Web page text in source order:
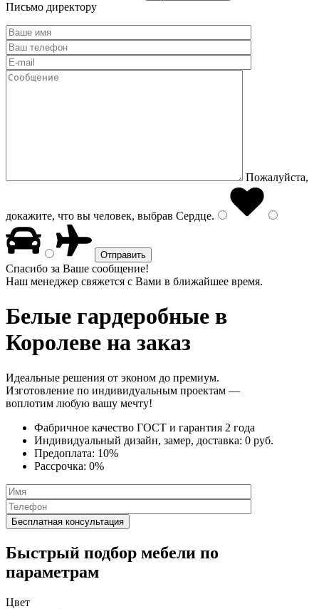
Письмо директору
Пожалуйста,
докажите, что вы человек, выбрав Сердце.
Спасибо за Ваше сообщение!
Наш менеджер свяжется с Вами в ближайшее время.
Белые гардеробные в
Королеве на заказ
Идеальные решения от эконом до премиум.
Изготовление по индивидуальным проектам —
воплотим любую вашу мечту!
Фабричное качество ГОСТ и гарантия 2 года
Индивидуальный дизайн, замер, доставка: 0 руб.
Предоплата: 10%
Рассрочка: 0%
Быстрый подбор мебели по
параметрам
Цвет